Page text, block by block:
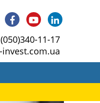
(050)340-11-17